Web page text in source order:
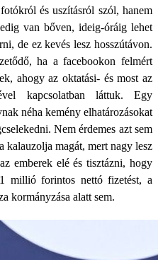
és uszításról szól, hanem
van bőven, ideig-óráig lehet
de ez kevés lesz hosszútávon.
ha a facebookon felmért
ahogy az oktatási- és most az
kapcsolatban láttuk. Egy
néha kemény elhatározásokat
Nem érdemes azt sem
magát, mert nagy lesz
emberek elé és tisztázni, hogy
millió forintos nettó fizetést, a
kormányzása alatt sem.